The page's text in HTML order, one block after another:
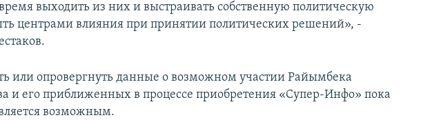
выходить из них и выстраивать собственную политическую
центрами влияния при принятии политических решений», -
или опровергнуть данные о возможном участии Райымбека
и его приближенных в процессе приобретения «Супер-Инфо» пока
возможным.